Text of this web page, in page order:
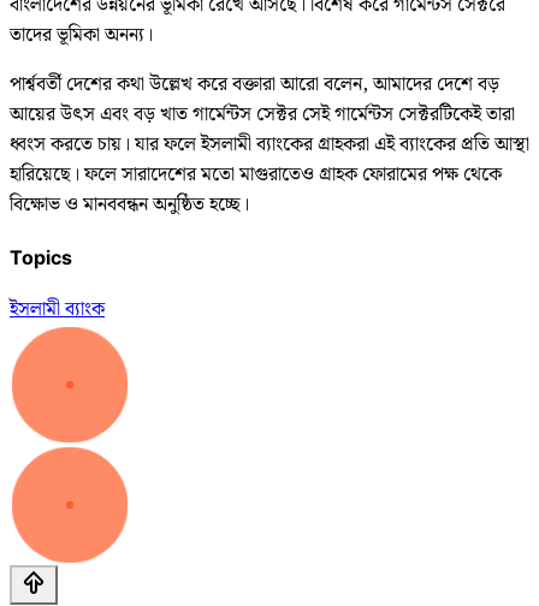
তাদের ভূমিকা অনন্য।
পার্শ্ববর্তী দেশের কথা উল্লেখ করে বক্তারা আরো বলেন, আমাদের দেশে বড়
আয়ের উৎস এবং বড় খাত গার্মেন্টস সেক্টর সেই গার্মেন্টস সেক্টরটিকেই তারা
ধ্বংস করতে চায়। যার ফলে ইসলামী ব্যাংকের গ্রাহকরা এই ব্যাংকের প্রতি আস্থা
হারিয়েছে। ফলে সারাদেশের মতো মাগুরাতেও গ্রাহক ফোরামের পক্ষ থেকে
বিক্ষোভ ও মানববন্ধন অনুষ্ঠিত হচ্ছে।
Topics
ইসলামী ব্যাংক